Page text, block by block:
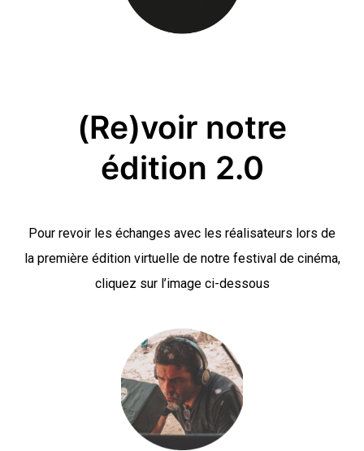
(Re)voir notre
édition 2.0
Pour revoir les échanges avec les réalisateurs lors de
la première édition virtuelle de notre festival de cinéma,
cliquez sur l’image ci-dessous